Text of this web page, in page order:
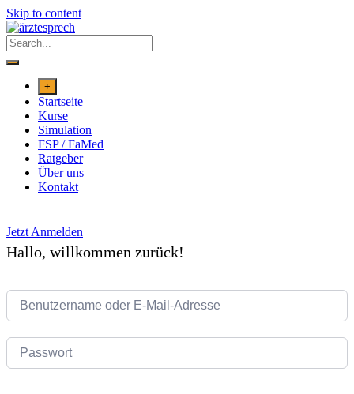
Skip to content
+
Startseite
Kurse
Simulation
FSP / FaMed
Ratgeber
Über uns
Kontakt
Jetzt Anmelden
Hallo, willkommen zurück!